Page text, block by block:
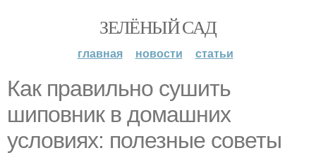
ЗЕЛЁНЫЙ САД
главная новости статьи
Как правильно сушить
шиповник в домашних
условиях: полезные советы